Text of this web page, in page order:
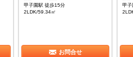
甲子園駅 徒歩15分
2LDK/59.34㎡
お問合せ
甲